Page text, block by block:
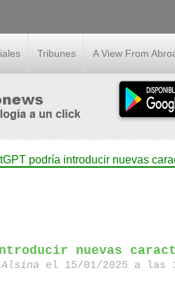
Tribunes A View From
podría introducir nuevas
nuevas
el 15/01/2025 a las